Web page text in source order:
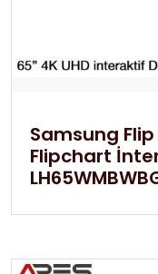
Samsung
Flipchart